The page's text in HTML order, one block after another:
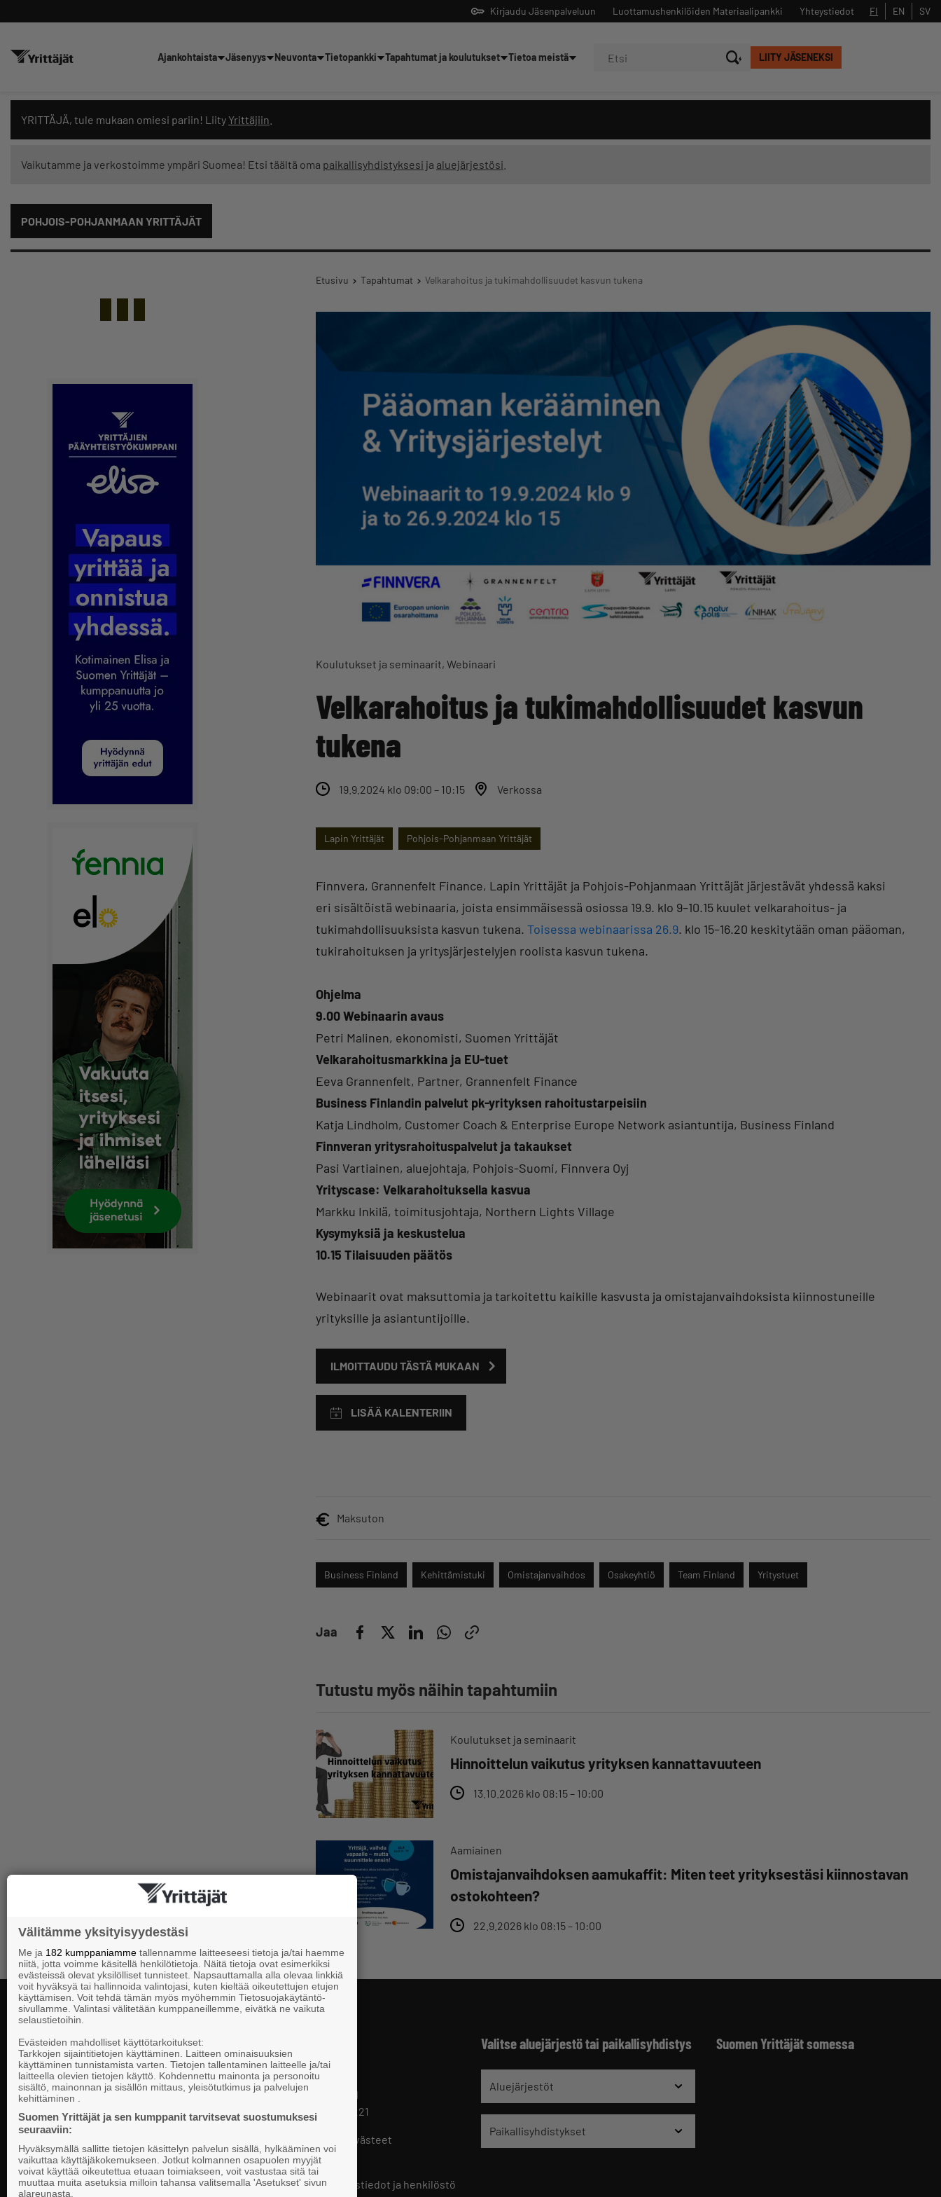
Kirjaudu Jäsenpalveluun Yhteystiedot
Luottamushenkilöiden Materiaalipankki FI EN SV
LIITY JÄSENEKSI
Ajankohtaista Jäsenyys Neuvonta Tietopankki Tapahtumat ja koulutukset Tietoa meistä
YRITTÄJÄ, tule mukaan omiesi pariin! Liity Yrittäjiin
Vaikutamme ja verkostoimme ympäri Suomea! Etsi täältä oma paikallisyhdistyksesi ja aluejärjestösi
POHJOIS-POHJANMAAN YRITTÄJÄT
Etusivu Tapahtumat Velkarahoitus ja tukimahdollisuudet kasvun tukena
Koulutukset ja seminaarit Webinaari
Velkarahoitus ja tukimahdollisuudet kasvun
tukena
19.9.2024 klo 09:00 – 10:15 Verkossa
Lapin Yrittäjät Pohjois-Pohjanmaan Yrittäjät
Finnvera, Grannenfelt Finance, Lapin Yrittäjät ja Pohjois-Pohjanmaan Yrittäjät järjestävät yhdessä kaksi
eri sisältöistä webinaaria, joista ensimmäisessä osiossa 19.9. klo 9–10.15 kuulet velkarahoitus- ja
tukimahdollisuuksista kasvun tukena. Toisessa webinaarissa 26.9. klo 15–16.20 keskitytään oman pääoman,
tukirahoituksen ja yritysjärjestelyjen roolista kasvun tukena.
Ohjelma
9.00 Webinaarin avaus
Petri Malinen, ekonomisti, Suomen Yrittäjät
Velkarahoitusmarkkina ja EU-tuet
Eeva Grannenfelt, Partner, Grannenfelt Finance
Business Finlandin palvelut pk-yrityksen rahoitustarpeisiin
Katja Lindholm, Customer Coach & Enterprise Europe Network asiantuntija, Business Finland
Finnveran yritysrahoituspalvelut ja takaukset
Pasi Vartiainen, aluejohtaja, Pohjois-Suomi, Finnvera Oyj
Yrityscase: Velkarahoituksella kasvua
Markku Inkilä, toimitusjohtaja, Northern Lights Village
Kysymyksiä ja keskustelua
10.15 Tilaisuuden päätös
Webinaarit ovat maksuttomia ja tarkoitettu kaikille kasvusta ja omistajanvaihdoksista kiinnostuneille
yrityksille ja asiantuntijoille.
ILMOITTAUDU TÄSTÄ MUKAAN
LISÄÄ KALENTERIIN
Maksuton
Business Finland Kehittämistuki Omistajanvaihdos Osakeyhtiö Team Finland Yritystuet
Jaa
Tutustu myös näihin tapahtumiin
Koulutukset ja seminaarit
Hinnoittelun vaikutus yrityksen kannattavuuteen
13.10.2026 klo 08:15 – 10:00
Aamiainen
Omistajanvaihdoksen aamukaffit: Miten teet yrityksestäsi kiinnostavan
ostokohteen?
22.9.2026 klo 08:15 – 10:00
Valtakunnallista, alueellista ja paikallista
vaikuttamista pk-yrittäjien puolesta.
Suomen Yrittäjät
PL 999, 00101 HELSINKI
Puhelinvaihde 09 229 221
Tietosuojaseloste ja evästeet
Evästeasetukset
Keskusjärjestön yhteystiedot ja henkilöstö
Valitse aluejärjestö tai paikallisyhdistys
Aluejärjestöt
Paikallisyhdistykset
Suomen Yrittäjät somessa
Sulje
Hae sivustolta tai kysy suoraan Yrittäjien tekoälyltä
Suodata hakutuloksia: näytä kaikki sisältö
Välitämme yksityisyydestäsi
Me ja 182 kumppaniamme tallennamme laitteeseesi tietoja ja/tai haemme
niitä, jotta voimme käsitellä henkilötietoja. Näitä tietoja ovat esimerkiksi
evästeissä olevat yksilölliset tunnisteet. Napsauttamalla alla olevaa linkkiä
voit hyväksyä tai hallinnoida valintojasi, kuten kieltää oikeutettujen etujen
käyttämisen. Voit tehdä tämän myös myöhemmin Tietosuojakäytäntö-
sivullamme. Valintasi välitetään kumppaneillemme, eivätkä ne vaikuta
selaustietoihin.
Evästeiden mahdolliset käyttötarkoitukset:
Tarkkojen sijaintitietojen käyttäminen. Laitteen ominaisuuksien
käyttäminen tunnistamista varten. Tietojen tallentaminen laitteelle ja/tai
laitteella olevien tietojen käyttö. Kohdennettu mainonta ja personoitu
sisältö, mainonnan ja sisällön mittaus, yleisötutkimus ja palvelujen
kehittäminen .
Suomen Yrittäjät ja sen kumppanit tarvitsevat suostumuksesi
seuraaviin:
Hyväksymällä sallitte tietojen käsittelyn palvelun sisällä, hylkääminen voi
vaikuttaa käyttäjäkokemukseen. Jotkut kolmannen osapuolen myyjät
voivat käyttää oikeutettua etuaan toimiakseen, voit vastustaa sitä tai
muuttaa muita asetuksia milloin tahansa valitsemalla 'Asetukset' sivun
alareunasta.